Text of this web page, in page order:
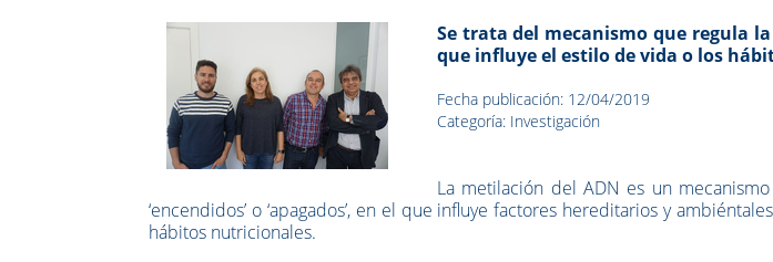
Se trata del mecanismo que regula
que influye el estilo de vida o los
Fecha publicación: 12/04/2019
Categoría: Investigación
La metilación del ADN es un
‘encendidos’ o ‘apagados’, en el que influye factores hereditarios y
hábitos nutricionales.